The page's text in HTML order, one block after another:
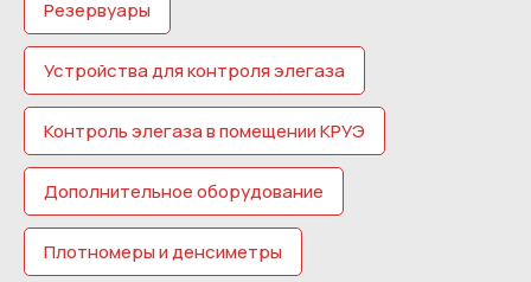
Резервуары
Устройства для контроля элегаза
Контроль элегаза в помещении КРУЭ
Дополнительное оборудование
Плотномеры и денсиметры